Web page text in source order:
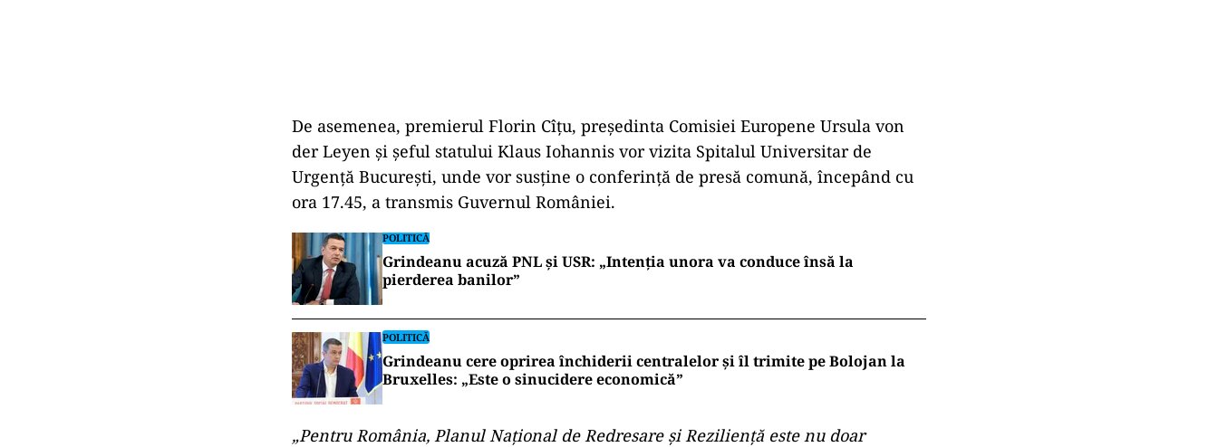
De asemenea, premierul Florin Cîţu, preşedinta Comisiei Europene Ursula von
der Leyen şi şeful statului Klaus Iohannis vor vizita Spitalul Universitar de
Urgenţă Bucureşti, unde vor susţine o conferinţă de presă comună, începând cu
ora 17.45, a transmis Guvernul României.
POLITICĂ
Grindeanu acuză PNL și USR: „Intenția unora va conduce însă la
pierderea banilor”
POLITICĂ
Grindeanu cere oprirea închiderii centralelor și îl trimite pe Bolojan la
Bruxelles: „Este o sinucidere economică”
„Pentru România, Planul Naţional de Redresare şi Rezilienţă este nu doar